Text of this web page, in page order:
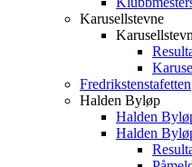
Karusellstevne
Fredrikstenstafetten
Halden Byløp
Halden
Halden